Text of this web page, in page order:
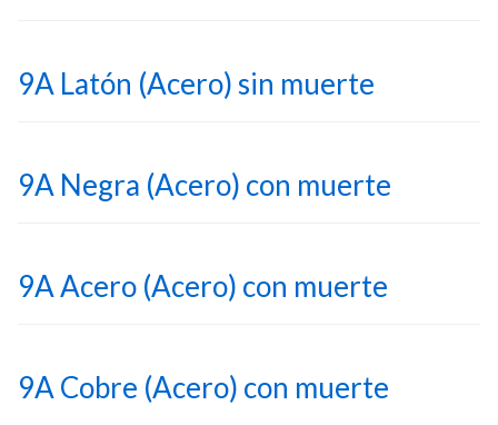
9A Latón (Acero) sin muerte
9A Negra (Acero) con muerte
9A Acero (Acero) con muerte
9A Cobre (Acero) con muerte